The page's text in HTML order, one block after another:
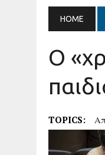
29/07/2026 |
03/08/2026
HOME
Ο
TOPICS: